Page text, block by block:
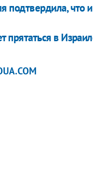
подтвердила, что
прятаться в